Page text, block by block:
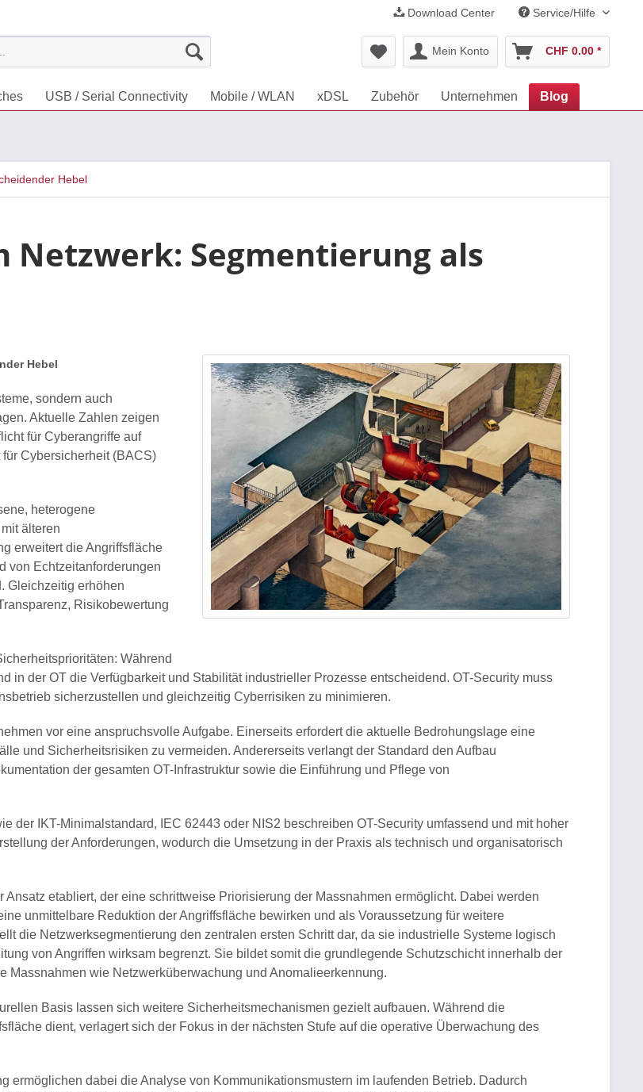
Download Center Service/Hilfe
Mein Konto CHF 0.00 *
USB / Serial Connectivity Mobile / WLAN xDSL Zubehör Unternehmen Blog
Hebel
Netzwerk: Segmentierung als
Hebel
sondern auch
Aktuelle Zahlen zeigen
für Cyberangriffe auf
Cybersicherheit (BACS)
heterogene
älteren
erweitert die Angriffsfläche
von Echtzeitanforderungen
Gleichzeitig erhöhen
Risikobewertung
Während
in der OT die Verfügbarkeit und Stabilität industrieller Prozesse entscheidend. OT-Security muss
sicherzustellen und gleichzeitig Cyberrisiken zu minimieren.
vor eine anspruchsvolle Aufgabe. Einerseits erfordert die aktuelle Bedrohungslage eine
und Sicherheitsrisiken zu vermeiden. Andererseits verlangt der Standard den Aufbau
der gesamten OT-Infrastruktur sowie die Einführung und Pflege von
der IKT-Minimalstandard, IEC 62443 oder NIS2 beschreiben OT-Security umfassend und mit hoher
der Anforderungen, wodurch die Umsetzung in der Praxis als technisch und organisatorisch
etabliert, der eine schrittweise Priorisierung der Massnahmen ermöglicht. Dabei werden
unmittelbare Reduktion der Angriffsfläche bewirken und als Voraussetzung für weitere
die Netzwerksegmentierung den zentralen ersten Schritt dar, da sie industrielle Systeme logisch
von Angriffen wirksam begrenzt. Sie bildet somit die grundlegende Schutzschicht innerhalb der
Massnahmen wie Netzwerküberwachung und Anomalieerkennung.
Basis lassen sich weitere Sicherheitsmechanismen gezielt aufbauen. Während die
dient, verlagert sich der Fokus in der nächsten Stufe auf die operative Überwachung des
ermöglichen dabei die Analyse von Kommunikationsmustern im laufenden Betrieb. Dadurch